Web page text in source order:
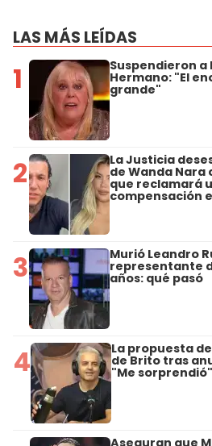
LAS MÁS LEÍDAS
1 Suspendieron a
Hermano: "El
grande"
2 La Justicia
de Wanda Nara
que reclamará
compensación
3 Murió Leandro
representante
años: qué pasó
4 La propuesta
de Brito tras
"Me sorprendió"